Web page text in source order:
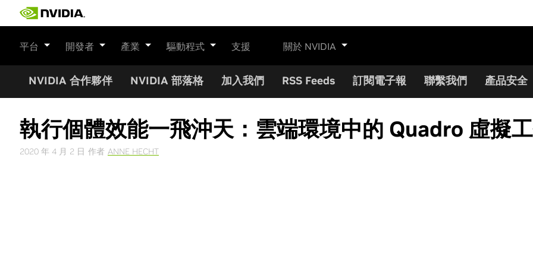
平台 開發者 產業 驅動程式 支援 關於 NVIDIA
NVIDIA 合作夥伴 NVIDIA 部落格 加入我們 RSS Feeds 訂閱電子報 聯繫我們 產品安全
執行個體效能一飛沖天：雲端環境中的 Quadro 虛擬
2020 年 4 月 2 日 作者 ANNE HECHT